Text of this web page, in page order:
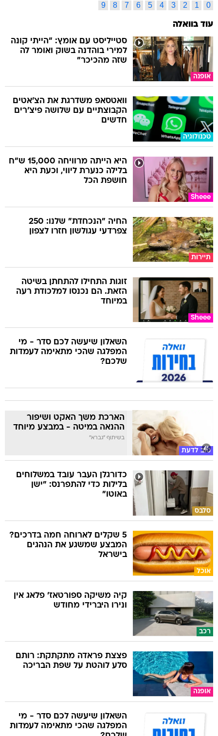
0
1
2
3
4
5
6
7
8
9
עוד בוואלה
אופנה
סטייליסט עם אומץ: "הייתי קונה
למירי בוהדנה בשוק ואומר לה
שזה מהכיכר"
טכנולוגיה
וואטסאפ משדרגת את הצ'אטים
הקבוצתיים עם שלושה פיצ'רים
חדשים
Sheee
היא הייתה מרוויחה 15,000 ש"ח
בלילה כנערת ליווי, וכעת היא
חושפת הכל
תיירות
החיה "הנכחדת" שלנו: 250
צפרדעי עגולשון חזרו לצפון
Sheee
זוגות התחילו להתחתן בשיטה
הזאת. הם נכנסו למלכודת רעה
במיוחד
השאלון שיעשה לכם סדר - מי
המפלגה שהכי מתאימה לעמדות
שלכם?
טוב לדעת
הארכת משך האקט ושיפור
ההנאה במיטה - במבצע מיוחד
בשיתוף "גברא"
סלבס
כדורגלן העבר עובד במשלוחים
בלילות כדי להתפרנס: "ישן
באוטו"
אוכל
5 שקלים לארוחה חמה בדרכים?
המבצע שמשגע את הנהגים
בישראל
רכב
קיה משיקה ספורטאז' פלאג אין
ונירו היברידי מחודש
אופנה
פצצת פראדה מתקתקת: רותם
סלע לוהטת על שפת הבריכה
השאלון שיעשה לכם סדר - מי
המפלגה שהכי מתאימה לעמדות